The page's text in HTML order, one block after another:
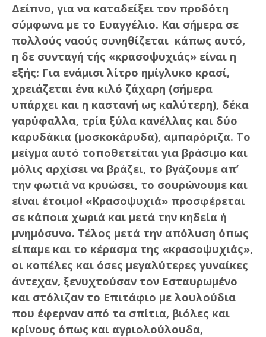
Δείπνο, για να καταδείξει τον προδότη
σύμφωνα με το Ευαγγέλιο. Και σήμερα σε
πολλούς ναούς συνηθίζεται κάπως αυτό,
η δε συνταγή τής «κρασοψυχιάς» είναι η
εξής: Για ενάμισι λίτρο ημίγλυκο κρασί,
χρειάζεται ένα κιλό ζάχαρη (σήμερα
υπάρχει και η καστανή ως καλύτερη), δέκα
γαρύφαλλα, τρία ξύλα κανέλλας και δύο
καρυδάκια (μοσκοκάρυδα), αμπαρόριζα. Το
μείγμα αυτό τοποθετείται για βράσιμο και
μόλις αρχίσει να βράζει, το βγάζουμε απ’
την φωτιά να κρυώσει, το σουρώνουμε και
είναι έτοιμο! «Κρασοψυχιά» προσφέρεται
σε κάποια χωριά και μετά την κηδεία ή
μνημόσυνο. Τέλος μετά την απόλυση όπως
είπαμε και το κέρασμα της «κρασοψυχιάς»,
οι κοπέλες και όσες μεγαλύτερες γυναίκες
άντεχαν, ξενυχτούσαν τον Εσταυρωμένο
και στόλιζαν το Επιτάφιο με λουλούδια
που έφερναν από τα σπίτια, βιόλες και
κρίνους όπως και αγριολούλουδα,